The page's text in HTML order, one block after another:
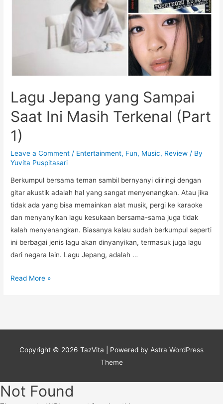
Lagu Jepang yang Sampai
Saat Ini Masih Terkenal (Part
1)
Leave a Comment / Entertainment, Fun, Music, Review / By
Yuvita Puspitasari
Berkumpul bersama teman sambil bernyanyi diiringi dengan
gitar akustik adalah hal yang sangat menyenangkan. Atau jika
tidak ada yang bisa memainkan alat musik, pergi ke karaoke
dan menyanyikan lagu kesukaan bersama-sama juga tidak
kalah menyenangkan. Biasanya kalau sudah berkumpul seperti
ini berbagai jenis lagu akan dinyanyikan, termasuk juga lagu
dari negara lain. Lagu Jepang, adalah …
Lagu
Saat
Masih
1)
Read More »
Copyright © 2026 TazVita | Powered by Astra WordPress
Theme
Not Found